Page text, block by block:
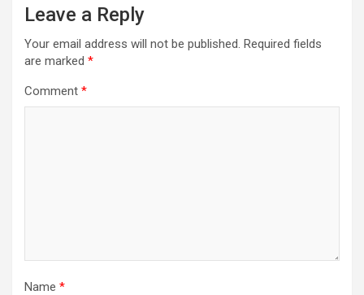
Leave a Reply
Your email address will not be published. Required fields
are marked *
Comment *
Name *